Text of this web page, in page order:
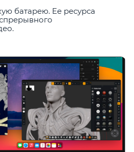
батарею. Ее ресурса